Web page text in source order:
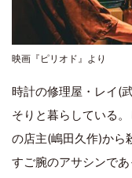
映画『ピリオド』より
時計の修理屋・レイ(
そりと暮らしている
の店主(嶋田久作)から
すご腕のアサシンで